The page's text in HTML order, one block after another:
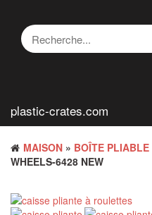
contenu
plastic-crates.com
MAISON » BOÎTE PLIABLE
WHEELS-6428 NEW